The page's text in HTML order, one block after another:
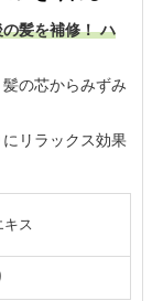
髪を補修！ ハ
の芯からみずみ
リラックス効果
キス